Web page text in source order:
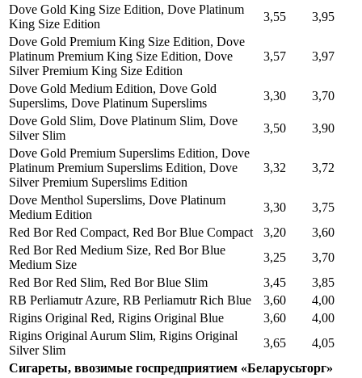
Dove Gold King Size Edition, Dove Platinum
King Size Edition
3,55
3,95
Dove Gold Premium King Size Edition, Dove
Platinum Premium King Size Edition, Dove
Silver Premium King Size Edition
3,57 3,97
Dove Gold Medium Edition, Dove Gold
Superslims, Dove Platinum Superslims
3,30
3,70
Dove Gold Slim, Dove Platinum Slim, Dove
Silver Slim
3,50
3,90
Dove Gold Premium Superslims Edition, Dove
Platinum Premium Superslims Edition, Dove
Silver Premium Superslims Edition
3,32 3,72
Dove Menthol Superslims, Dove Platinum
Medium Edition
3,30
3,75
Red Bor Red Compact, Red Bor Blue Compact
3,20
3,60
Red Bor Red Medium Size, Red Bor Blue
Medium Size
3,25
3,70
Red Bor Red Slim, Red Bor Blue Slim
3,45
3,85
RB Perliamutr Azure, RB Perliamutr Rich Blue
3,60
4,00
Rigins Original Red, Rigins Original Blue
3,60
4,00
Rigins Original Aurum Slim, Rigins Original
Silver Slim
3,65
4,05
Сигареты, ввозимые госпредприятием «Беларусьторг»